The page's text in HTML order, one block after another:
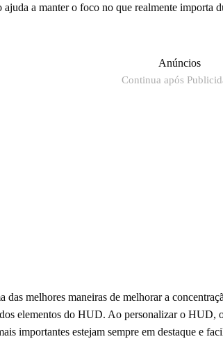
ajuda a manter o foco no que realmente
Anúncios
Continua após
melhores maneiras de melhorar a
elementos do HUD. Ao personalizar o HUD,
importantes estejam sempre em destaque e